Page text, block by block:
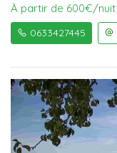
À partir de 600€/nuit
0633427445